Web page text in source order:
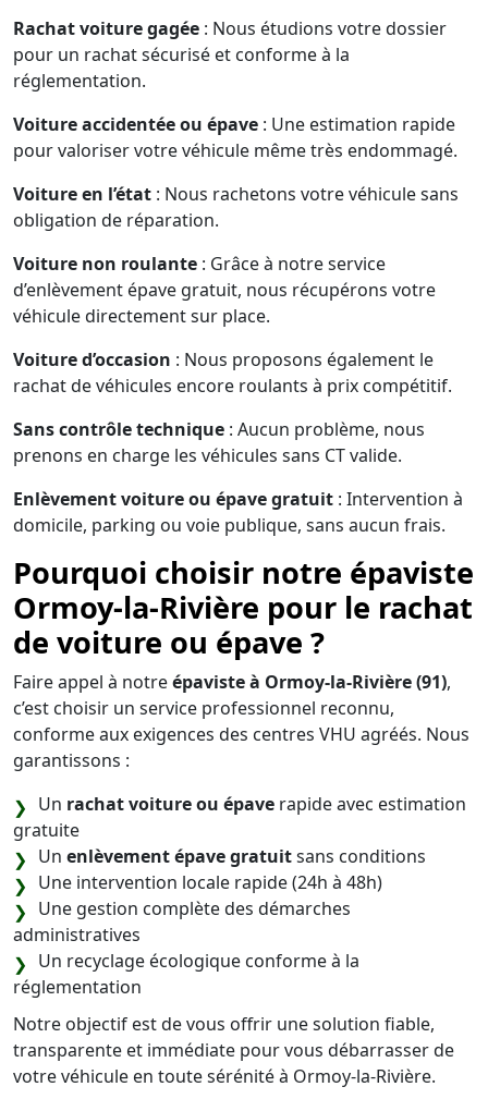
Rachat voiture gagée : Nous étudions votre dossier
pour un rachat sécurisé et conforme à la
réglementation.
Voiture accidentée ou épave : Une estimation rapide
pour valoriser votre véhicule même très endommagé.
Voiture en l’état : Nous rachetons votre véhicule sans
obligation de réparation.
Voiture non roulante : Grâce à notre service
d’enlèvement épave gratuit, nous récupérons votre
véhicule directement sur place.
Voiture d’occasion : Nous proposons également le
rachat de véhicules encore roulants à prix compétitif.
Sans contrôle technique : Aucun problème, nous
prenons en charge les véhicules sans CT valide.
Enlèvement voiture ou épave gratuit : Intervention à
domicile, parking ou voie publique, sans aucun frais.
Pourquoi choisir notre épaviste
Ormoy-la-Rivière pour le rachat
de voiture ou épave ?
Faire appel à notreépaviste à Ormoy-la-Rivière (91),
c’est choisir un service professionnel reconnu,
conforme aux exigences des centres VHU agréés. Nous
garantissons :
Un rachat voiture ou épave rapide avec estimation
gratuite
Un enlèvement épave gratuitsans conditions
Une intervention locale rapide (24h à 48h)
Une gestion complète des démarches
administratives
Un recyclage écologique conforme à la
réglementation
Notre objectif est de vous offrir une solution fiable,
transparente et immédiate pour vous débarrasser de
votre véhicule en toute sérénité à Ormoy-la-Rivière.